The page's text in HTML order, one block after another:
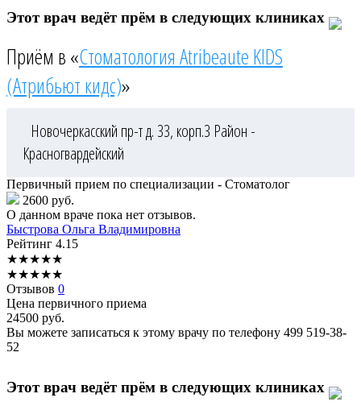
Этот врач ведёт прём в следующих клиниках
Приём в «Стоматология Atribeaute KIDS
(Атрибьют кидс)»
Новочеркасский пр-т д. 33, корп.3 Район -
Красногвардейский
Первичный прием по специализации - Стоматолог
2600 руб.
О данном враче пока нет отзывов.
Быстрова Ольга Владимировна
Рейтинг 4.15
★★★★★
★★★★★
Отзывов 0
Цена первичного приема
24500 руб.
Вы можете записаться к этому врачу по телефону 499 519-38-
52
Этот врач ведёт прём в следующих клиниках